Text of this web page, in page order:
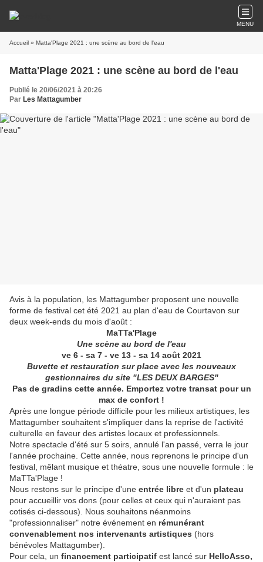
MENU
Accueil » Matta'Plage 2021 : une scène au bord de l'eau
Matta'Plage 2021 : une scène au bord de l'eau
Publié le 20/06/2021 à 20:26
Par Les Mattagumber
Avis à la population, les Mattagumber proposent une nouvelle
forme de festival cet été 2021 au plan d'eau de Courtavon sur
deux week-ends du mois d'août :
MaTTa'Plage
Une scène au bord de l'eau
ve 6 - sa 7 - ve 13 - sa 14 août 2021
Buvette et restauration sur place avec les nouveaux
gestionnaires du site "LES DEUX BARGES"
Pas de gradins cette année. Emportez votre transat pour un
max de confort !
Après une longue période difficile pour les milieux artistiques, les
Mattagumber souhaitent s'impliquer dans la reprise de l'activité
culturelle en faveur des artistes locaux et professionnels.
Notre spectacle d'été sur 5 soirs, annulé l'an passé, verra le jour
l'année prochaine. Cette année, nous reprenons le principe d'un
festival, mêlant musique et théatre, sous une nouvelle formule : le
MaTTa'Plage !
Nous restons sur le principe d'une entrée libre et d'un plateau
pour accueillir vos dons (pour celles et ceux qui n'auraient pas
cotisés ci-dessous). Nous souhaitons néanmoins
"professionnaliser" notre événement en rémunérant
convenablement nos intervenants artistiques (hors
bénévoles Mattagumber).
Pour cela, un financement participatif est lancé sur HelloAsso,